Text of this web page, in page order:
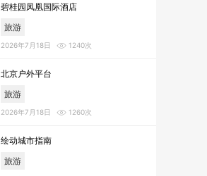
碧桂园凤凰国际酒店
旅游
2026年7月18日 1240次
北京户外平台
旅游
2026年7月18日 1260次
绘动城市指南
旅游